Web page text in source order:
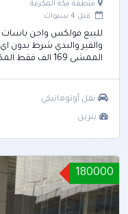
منطقة مكة المكرمة
قبل 4 سنوات
والقير والبدي شرط بدون
اخرى
نقل أوتوماتيكي
بنزين
180000